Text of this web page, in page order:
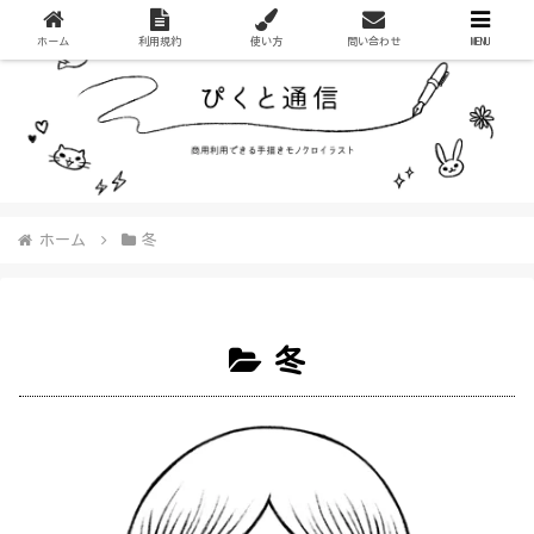
ホーム 冬
冬
ホーム 利用規約 使い方 問い合わせ MENU